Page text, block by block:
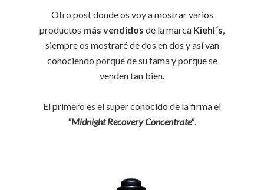
Otro post donde os voy a mostrar varios
productos más vendidos de la marca Kiehl´s,
siempre os mostraré de dos en dos y así van
conociendo porqué de su fama y porque se
venden tan bien.
El primero es el super conocido de la firma el
"Midnight Recovery Concentrate".